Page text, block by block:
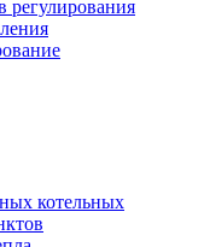
регулирования
котельных